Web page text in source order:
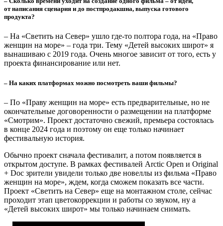
Тизер фильма «Право женщин на море»
– На какую аудиторию рассчитаны ваши фильмы?
– Я всегда целюсь в молодую аудиторию –18–35 лет. Хотя, как
я убеждаюсь, на фестивалях и кинопоказах – документальное
кино очень любит взрослая аудитория, много людей
серебряного возраста приходят в кинотеатры, от них всегда
теплые отзывы.
– А кто пишет сценарий для фильмов?
– Я сама пишу, я автор проектов, то есть режиссер и сценарист
в одном лице.
О съемках